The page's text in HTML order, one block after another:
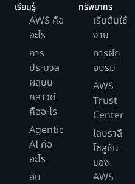
เรียนรู้
AWS คือ
อะไร
การ
ประมวล
ผลบน
คลาวด์
คืออะไร
Agentic
AI คือ
อะไร
ฮับ
ทรัพยากร
เริ่มต้นใช้
งาน
การฝึก
อบรม
AWS
Trust
Center
ไลบราลี
โซลูชัน
ของ
AWS